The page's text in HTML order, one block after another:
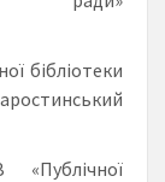
бібліотеки
«Публічної